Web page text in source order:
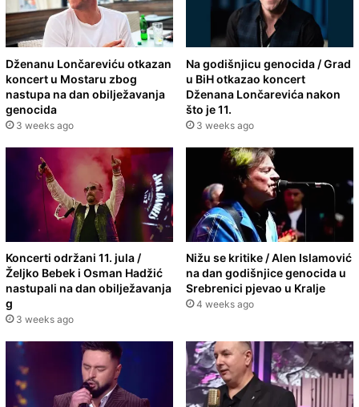
Dženanu Lončareviću otkazan
koncert u Mostaru zbog
nastupa na dan obilježavanja
genocida
3 weeks ago
Na godišnjicu genocida / Grad
u BiH otkazao koncert
Dženana Lončarevića nakon
što je 11.
3 weeks ago
Koncerti održani 11. jula /
Željko Bebek i Osman Hadžić
nastupali na dan obilježavanja
g
3 weeks ago
Nižu se kritike / Alen Islamović
na dan godišnjice genocida u
Srebrenici pjevao u Kralje
4 weeks ago